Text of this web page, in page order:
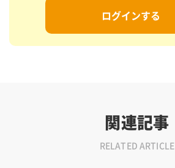
ログインする
関連記事
RELATED ARTICLE